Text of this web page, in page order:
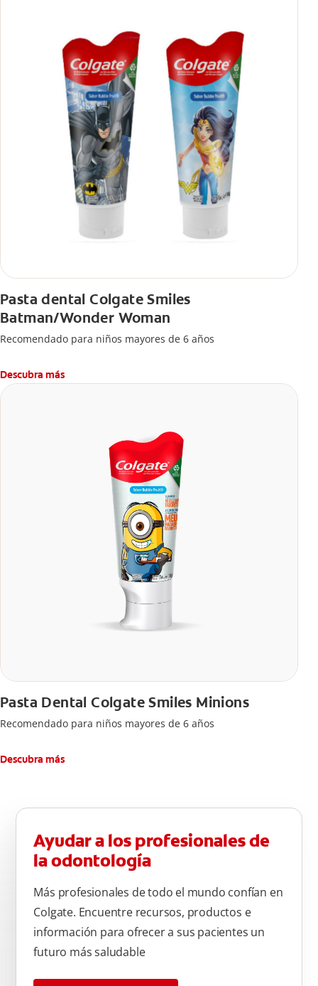
Pasta dental Colgate Smiles
Batman/Wonder Woman
Recomendado para niños mayores de 6 años
Descubra más
Pasta Dental Colgate Smiles Minions
Recomendado para niños mayores de 6 años
Descubra más
Ayudar a los profesionales de
la odontología
Más profesionales de todo el mundo confían en
Colgate. Encuentre recursos, productos e
información para ofrecer a sus pacientes un
futuro más saludable